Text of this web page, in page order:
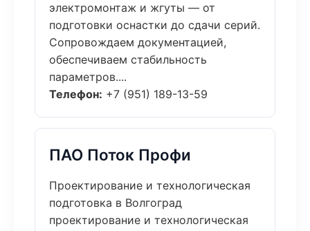
электромонтаж и жгуты — от
подготовки оснастки до сдачи серий.
Сопровождаем документацией,
обеспечиваем стабильность
параметров....
Телефон: +7 (951) 189-13-59
ПАО Поток Профи
Проектирование и технологическая
подготовка в Волгоград
проектирование и технологическая